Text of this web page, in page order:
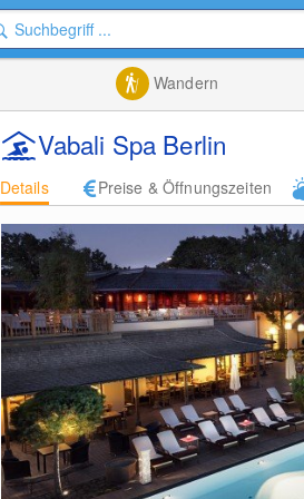
Wandern
Vabali Spa Berlin
Details Preise & Öffnungszeiten